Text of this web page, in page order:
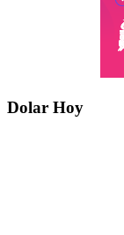
Dolar Hoy